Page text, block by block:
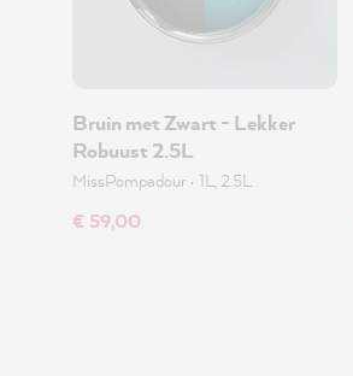
Bruin met Zwart - Lekker
Robuust 2.5L
MissPompadour • 1L, 2.5L
€ 59,00